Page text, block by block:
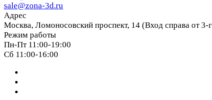
sale@zona-3d.ru
Адрес
Москва, Ломоносовский проспект, 14 (Вход справа от 3-
Режим работы
Пн-Пт 11:00-19:00
Сб 11:00-16:00